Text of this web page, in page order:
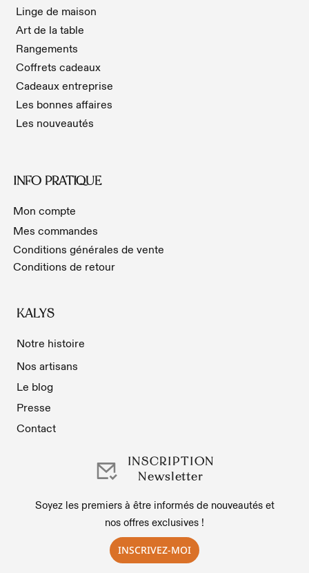
Linge de maison
Art de la table
Rangements
Coffrets cadeaux
Cadeaux entreprise
Les bonnes affaires
Les nouveautés
INFO PRATIQUE
Mon compte
Mes commandes
Conditions générales de vente
Conditions de retour
KALYS
Notre histoire
Nos artisans
Le blog
Presse
Contact
INSCRIPTION
Newsletter
Soyez les premiers à être informés de nouveautés et
nos offres exclusives !
INSCRIVEZ-MOI